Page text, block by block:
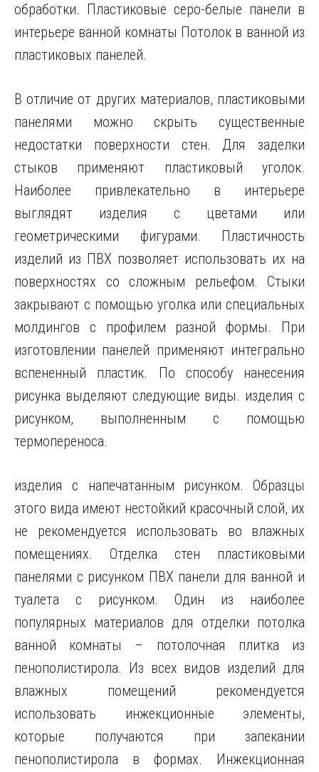
обработки. Пластиковые серо-белые панели в
интерьере ванной комнаты Потолок в ванной из
пластиковых панелей.
В отличие от других материалов, пластиковыми
панелями можно скрыть существенные
недостатки поверхности стен. Для заделки
стыков применяют пластиковый уголок.
Наиболее привлекательно в интерьере
выглядят изделия с цветами или
геометрическими фигурами. Пластичность
изделий из ПВХ позволяет использовать их на
поверхностях со сложным рельефом. Стыки
закрывают с помощью уголка или специальных
молдингов с профилем разной формы. При
изготовлении панелей применяют интегрально
вспененный пластик. По способу нанесения
рисунка выделяют следующие виды. изделия с
рисунком, выполненным с помощью
термопереноса.
изделия с напечатанным рисунком. Образцы
этого вида имеют нестойкий красочный слой, их
не рекомендуется использовать во влажных
помещениях. Отделка стен пластиковыми
панелями с рисунком ПВХ панели для ванной и
туалета с рисунком. Один из наиболее
популярных материалов для отделки потолка
ванной комнаты – потолочная плитка из
пенополистирола. Из всех видов изделий для
влажных помещений рекомендуется
использовать инжекционные элементы,
которые получаются при запекании
пенополистирола в формах. Инжекционная